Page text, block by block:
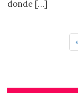
donde […]